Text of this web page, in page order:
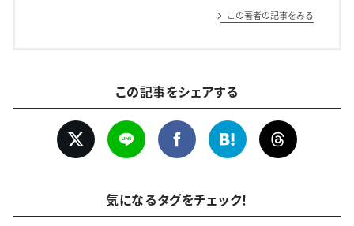
この著者の記事をみる
この記事をシェアする
気になるタグをチェック！